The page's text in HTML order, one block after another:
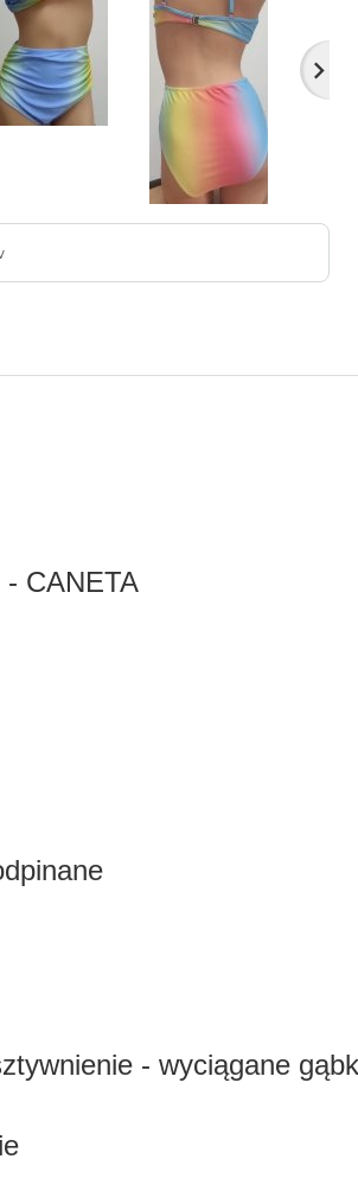
CANETA
- wyciągane